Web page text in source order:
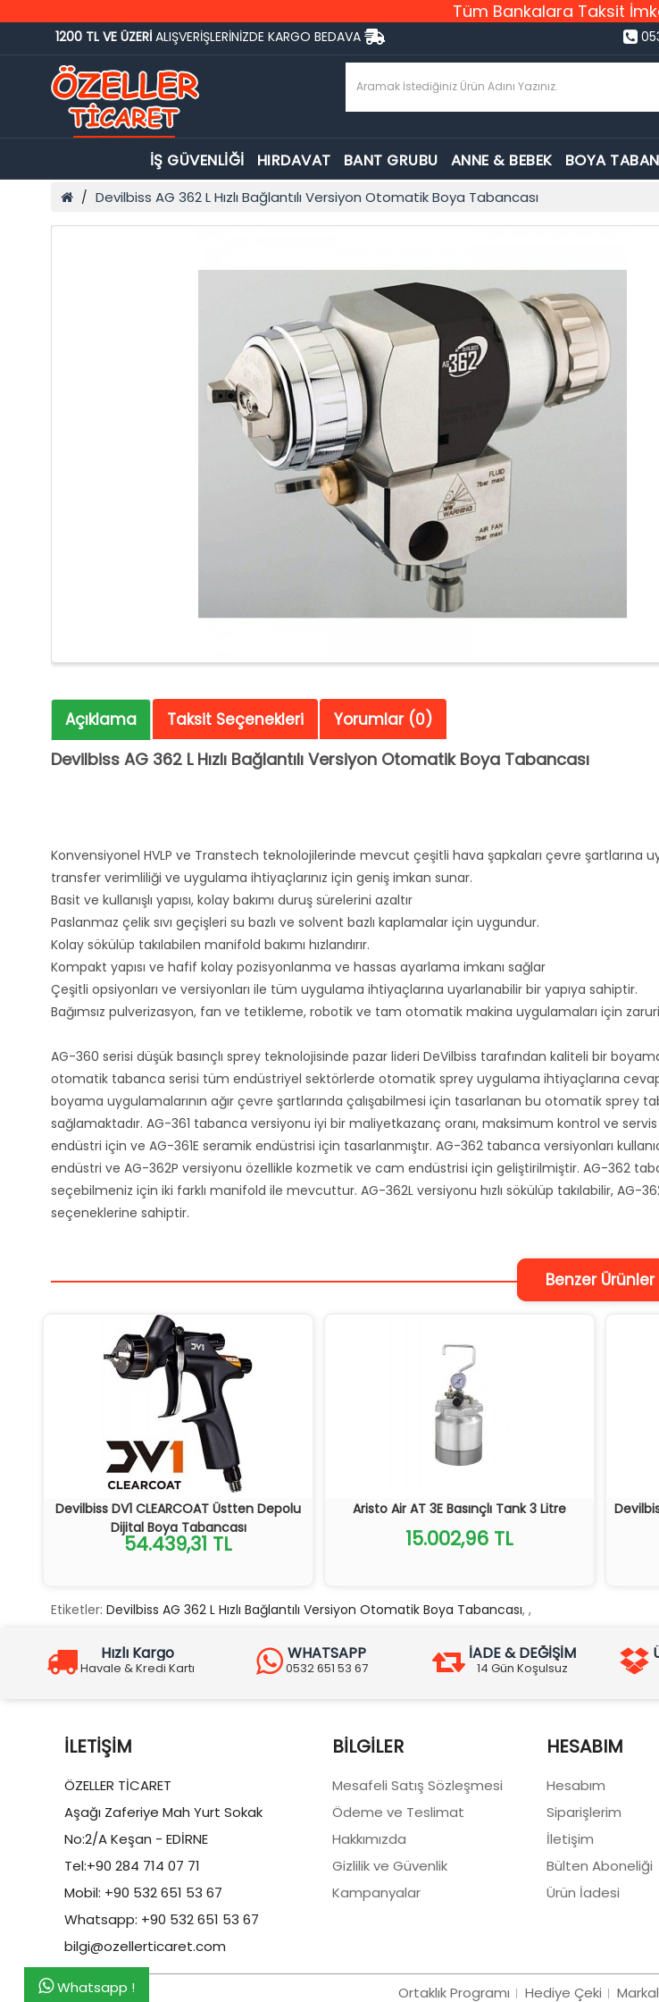
Tüm Bankalara Taksit
1200 TL VE ÜZERİ ALIŞVERİŞLERİNİZDE KARGO BEDAVA
İŞ GÜVENLİĞİ HIRDAVAT BANT GRUBU ANNE & BEBEK BOYA
Devilbiss AG 362 L Hızlı Bağlantılı Versiyon Otomatik Boya Tabancası
Whatsapp !
Açıklama Taksit Seçenekleri Yorumlar (0)
Devilbiss AG 362 L Hızlı Bağlantılı Versiyon Otomatik Boya Tabancası
Konvensiyonel HVLP ve Transtech teknolojilerinde mevcut çeşitli hava şapkaları çevre şartlarına
transfer verimliliği ve uygulama ihtiyaçlarınız için geniş imkan sunar.
Basit ve kullanışlı yapısı, kolay bakımı duruş sürelerini azaltır
Paslanmaz çelik sıvı geçişleri su bazlı ve solvent bazlı kaplamalar için uygundur.
Kolay sökülüp takılabilen manifold bakımı hızlandırır.
Kompakt yapısı ve hafif kolay pozisyonlanma ve hassas ayarlama imkanı sağlar
Çeşitli opsiyonları ve versiyonları ile tüm uygulama ihtiyaçlarına uyarlanabilir bir yapıya sahiptir.
Bağımsız pulverizasyon, fan ve tetikleme, robotik ve tam otomatik makina uygulamaları için
AG-360 serisi düşük basınçlı sprey teknolojisinde pazar lideri DeVilbiss tarafından kaliteli bir
otomatik tabanca serisi tüm endüstriyel sektörlerde otomatik sprey uygulama ihtiyaçlarına
boyama uygulamalarının ağır çevre şartlarında çalışabilmesi için tasarlanan bu otomatik sprey
sağlamaktadır. AG-361 tabanca versiyonu iyi bir maliyetkazanç oranı, maksimum kontrol ve
endüstri için ve AG-361E seramik endüstrisi için tasarlanmıştır. AG-362 tabanca versiyonları
endüstri ve AG-362P versiyonu özellikle kozmetik ve cam endüstrisi için geliştirilmiştir. AG-362
seçebilmeniz için iki farklı manifold ile mevcuttur. AG-362L versiyonu hızlı sökülüp takılabilir, AG-
seçeneklerine sahiptir.
Benzer Ürünler
Devilbiss DV1 CLEARCOAT Üstten Depolu
Dijital Boya Tabancası
54.439,31 TL
Aristo Air AT 3E Basınçlı Tank 3 Litre
15.002,96 TL
Etiketler: Devilbiss AG 362 L Hızlı Bağlantılı Versiyon Otomatik Boya Tabancası, ,
Hızlı Kargo
Havale & Kredi Kartı
WHATSAPP
0532 651 53 67
İADE & DEĞİŞİM
14 Gün Koşulsuz
İLETIŞIM
ÖZELLER TİCARET
Aşağı Zaferiye Mah Yurt Sokak
No:2/A Keşan - EDİRNE
Tel:+90 284 714 07 71
Mobil: +90 532 651 53 67
Whatsapp: +90 532 651 53 67
bilgi@ozellerticaret.com
BILGILER
Mesafeli Satış Sözleşmesi
Ödeme ve Teslimat
Hakkımızda
Gizlilik ve Güvenlik
Kampanyalar
HESABIM
Hesabım
Siparişlerim
İletişim
Bülten Aboneliği
Ürün İadesi
Ortaklık Programı Hediye Çeki